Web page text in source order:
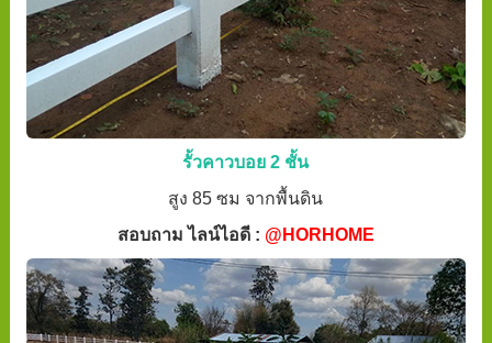
รั้วคาวบอย 2 ชั้น
สูง 85 ซม จากพื้นดิน
สอบถาม ไลน์ไอดี : @HORHOME